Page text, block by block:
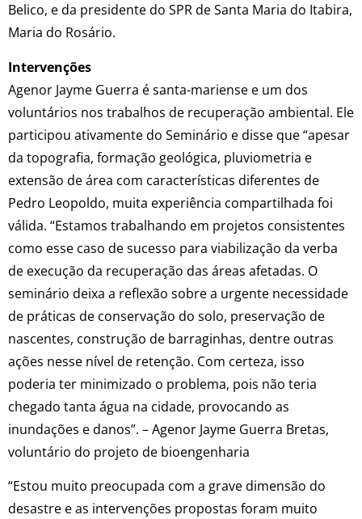
Belico, e da presidente do SPR de Santa Maria do Itabira,
Maria do Rosário.
Intervenções
Agenor Jayme Guerra é santa-mariense e um dos
voluntários nos trabalhos de recuperação ambiental. Ele
participou ativamente do Seminário e disse que “apesar
da topografia, formação geológica, pluviometria e
extensão de área com características diferentes de
Pedro Leopoldo, muita experiência compartilhada foi
válida. “Estamos trabalhando em projetos consistentes
como esse caso de sucesso para viabilização da verba
de execução da recuperação das áreas afetadas. O
seminário deixa a reflexão sobre a urgente necessidade
de práticas de conservação do solo, preservação de
nascentes, construção de barraginhas, dentre outras
ações nesse nível de retenção. Com certeza, isso
poderia ter minimizado o problema, pois não teria
chegado tanta água na cidade, provocando as
inundações e danos”. – Agenor Jayme Guerra Bretas,
voluntário do projeto de bioengenharia
“Estou muito preocupada com a grave dimensão do
desastre e as intervenções propostas foram muito